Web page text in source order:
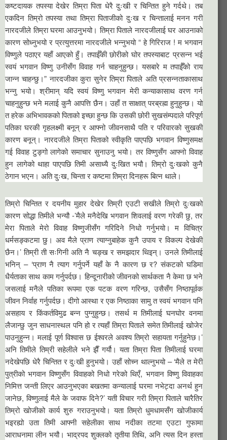
कष्टदायक तपस्या देखेर तिम्रा पिता धेरै दुःखी र चिन्तित हुने गर्दथे। तब
एकदिन तिम्रो तपस्या तथा तिम्रा पिताजीको दुःख र चिन्तालाई मनन गरी
नारदजीले तिम्रा घरमा आउनुभयो। तिम्रा पिताले नारदजीलाई घर आउनाको
कारण सोध्नुभयो र प्रत्युत्तरमा नारदजीले भन्नुभयो “ हे गिरिराज ! म भगवान
विष्णुले पठाएर यहाँ आएको हुँ। तपाईँकी छोरीको घोर तपस्याबाट प्रसन्न भई
स्वयं भगवान विष्णु उनीसँग विवाह गर्न चाहनुहुन्छ। यसबारे म तपाईंँको राय
जान्न चाहन्छु।” नारदजीका कुरा सुनेर तिम्रा पिताले अति प्रसन्नताकासाथ
भन्नु भयो। श्रीमान् यदि स्वयं विष्णु भगवान मेरी कन्याकासाथ वरण गर्न
चाहनुहुन्छ भने मलाई कुनै आपत्ति छैन। उहाँ त साक्षात् परब्रह्म हुनुहुन्छ। यो
त हरेक अभिभावकको पिताको इच्छा हुन्छ कि उसकी छोरी सुखसंम्पदाले परिपूर्ण
पतिका घरकी गृहलक्ष्मी बनून् र आफ्नो जीवनसाथै पति र परिवारको सुखकी
कारण बनून्। नारदजीले तिम्रा पिताको स्वीकृति पाएपछि भगवान विष्णुसमक्ष
गई विवाह टुङ्गो लागेको समाचार सुनाउनु भयो। तर विष्णुसँग आफ्नो विवाह
हुन लागेको थाहा पाएपछि तिमी असाध्यै दुःखित भयौ। तिम्रो दुःखको कुनै
ठेगान भएन। अति दुःख, चिन्ता र कष्टमा तिम्रा दिनहरू बित्न थाले।
तिम्रो चिन्तित र दयनीय मुहार देखेर तिम्री एउटी सखीले तिम्रो दुःखको
कारण सोद्धा तिमीले भन्यौ -’मैले मनैदेखि भगवान शिवलाई वरण गरेकी छु, तर
मेरा पिताले मेरो विवाह विष्णुजीसँग गरिदिने निधो गर्नुभयो। म विचित्र
धर्मसङ्कटमा छु। अव मैले प्राण त्याग्नुबाहेक कुनै उपाय र विकल्प देखेकी
छैन।’ तिम्री ती सःगिनी अति नै चङ्ख र समझदार थिइन्। उनले तिमीलाई
भनिन् – ‘प्राण नै त्याग गर्नुपर्ने यहाँ के नै कारण छ र? संकटको घडिमा
धैर्यताका साथ काम गर्नुपर्दछ। हिन्दूनारीको जीवनको सार्थकता नै केमा छ भने
जसलाई मनैले पतिका रूपमा एक पटक वरण गरिन्छ, उसैसँग निष्ठापूर्वक
जीवन निर्वाह गर्नुपर्दछ। दीगो आस्था र एक निष्ठाका सामु त स्वयं भगवान पनि
असहाय र किंकर्तविमुढ बन्न पुग्नुहुन्छ। तसर्थ म तिमीलाई घनघोर वनमा
लैजान्छु जुन साधनास्थल पनि हो र त्यहाँ तिम्रा पिताले समेत तिमीलाई खोजेर
पाउनुहुन्न। मलाई पूर्ण विश्वास छ ईश्वरले अवश्य तिम्रो सहायता गर्नुहुनेछ।’
अनि तिमीले तिम्री सहेलीले भने झैँ गर्यौ। यता तिम्रा पिता तिमीलाई घरमा
नदेखेपछि धेरै चिन्तित र दुःखी हुनुभयो। उहाँ सोच्न थाल्नुभयो – ‘मैले त मेरी
पुत्रीको भगवान विष्णुसँग विवाहको निधो गरेको थिएँ, भगवान विष्णु विवाहका
निमित्त जन्ती लिएर आउनुभएका बखतमा कन्यालाई घरमा नभेट्दा अनर्थ हुन
जानेछ, विष्णुलाई मैले के जवाफ दिने?’ यती विचार गरी तिम्रा पिताले चारैतिर
तिम्रो खोजीको कार्य शुरु गराउनुभयो। यता तिम्रो धुमधामसँग खोजीकार्य
भइरह्यो उता तिमी आफ्नी सहेलीका साथ नदीका तटमा एउटा गुफामा
आराधनामा लीन भयौ। भाद्रपद शुक्लको तृतीया तिथि, अनि त्यस दिन हस्ता